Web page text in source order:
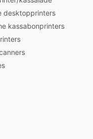
desktopprinters
kassabonprinters